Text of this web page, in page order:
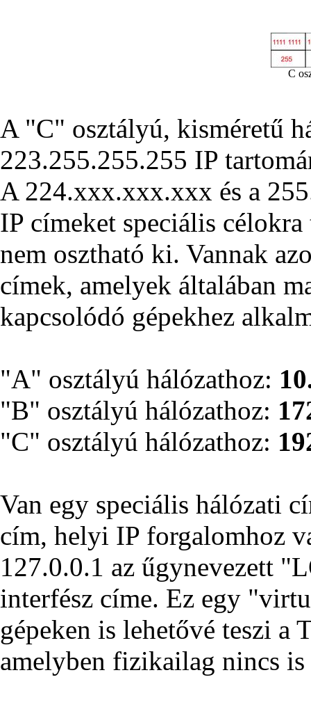
C
A "C" osztályú, kisméretű
223.255.255.255 IP
A 224.xxx.xxx.xxx és a
IP címeket speciális
nem osztható ki. Vannak
címek, amelyek általában
kapcsolódó gépekhez
"A" osztályú hálózathoz:
"B" osztályú hálózathoz:
"C" osztályú hálózathoz:
Van egy speciális hálózati
cím, helyi IP forgalomhoz
127.0.0.1 az űgynevezett
interfész címe. Ez egy
gépeken is lehetővé teszi a
amelyben fizikailag nincs